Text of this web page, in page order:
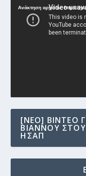
Αναπαραγωγής
Βίντεο
Ανάκτηση αρχείου: https://
[NEO]
ΒΙΆΝΝΟΥ
ΗΣΑΠ